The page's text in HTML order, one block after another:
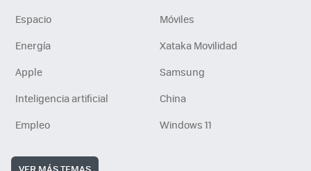
Espacio
Móviles
Energía
Xataka Movilidad
Apple
Samsung
Inteligencia artificial
China
Empleo
Windows 11